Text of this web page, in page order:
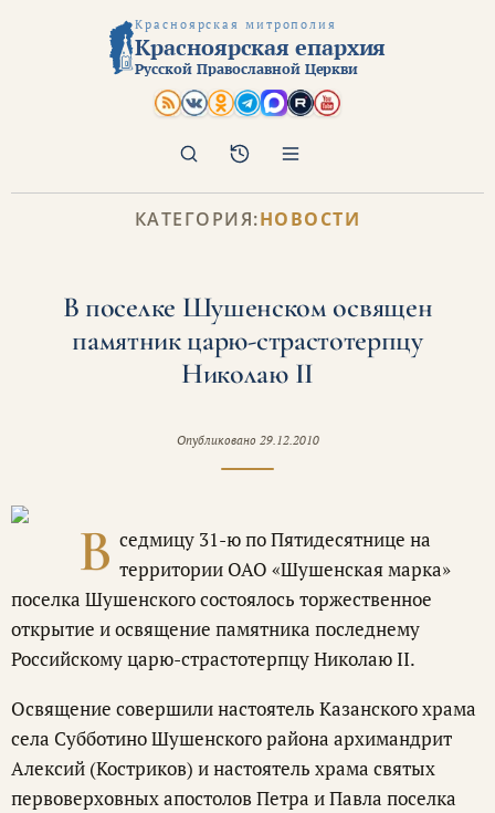
Красноярская митрополия
Красноярская епархия
Русской Православной Церкви
Архив
Поиск
КАТЕГОРИЯ:НОВОСТИ
В поселке Шушенском освящен
памятник царю-страстотерпцу
Николаю II
Опубликовано 29.12.2010
В седмицу 31-ю по Пятидесятнице на
территории ОАО «Шушенская марка»
поселка Шушенского состоялось торжественное
открытие и освящение памятника последнему
Российскому царю-страстотерпцу Николаю II.
Освящение совершили настоятель Казанского храма
села Субботино Шушенского района архимандрит
Алексий (Костриков) и настоятель храма святых
первоверховных апостолов Петра и Павла поселка